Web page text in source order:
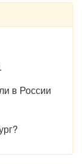
в России